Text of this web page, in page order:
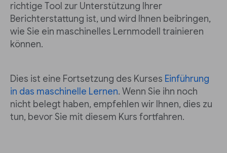
richtige Tool zur Unterstützung Ihrer
Berichterstattung ist, und wird Ihnen beibringen,
wie Sie ein maschinelles Lernmodell trainieren
können.
Dies ist eine Fortsetzung des Kurses Einführung
in das maschinelle Lernen. Wenn Sie ihn noch
nicht belegt haben, empfehlen wir Ihnen, dies zu
tun, bevor Sie mit diesem Kurs fortfahren.